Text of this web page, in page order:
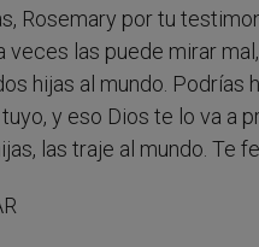
Rosemary por tu
veces las puede mirar
hijas al mundo. Podrías
y eso Dios te lo va a
las traje al mundo. Te